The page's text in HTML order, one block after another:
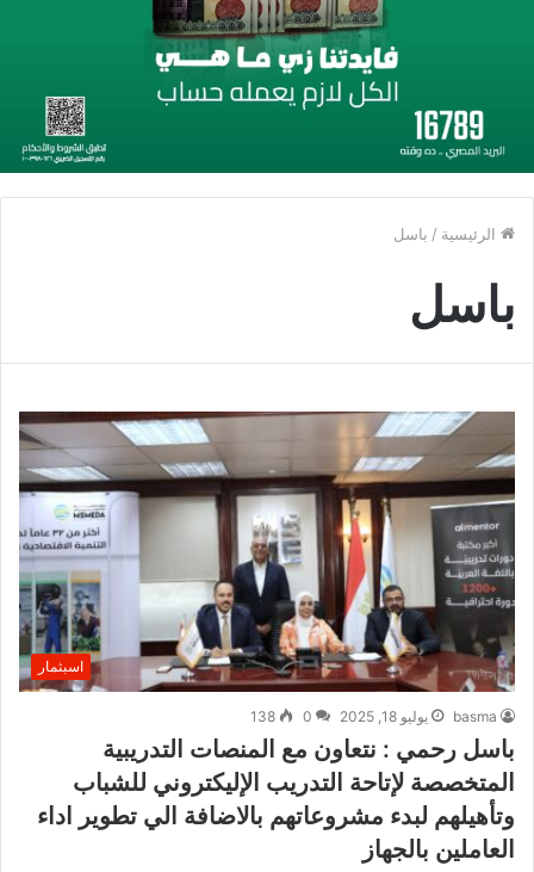
الرئيسية / باسل
باسل
اسبثمار
basma يوليو 18, 2025 0
138
باسل رحمي : نتعاون مع المنصات التدريبية
المتخصصة لإتاحة التدريب الإليكتروني للشباب
وتأهيلهم لبدء مشروعاتهم بالاضافة الي تطوير اداء
العاملين بالجهاز